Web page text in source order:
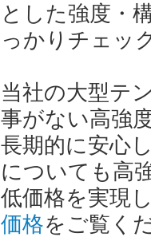
とした強度・
っかりチェッ
当社の大型テ
事がない高強
長期的に安心
についても高
低価格を実現
価格をご覧く